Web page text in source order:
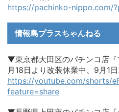
https://pachinko-nippo.com/
情報島プラスちゃんねる
▼東京都大田区のパチンコ店
月18日より改装休業中、9月1
https://youtube.com/shorts/
feature=share